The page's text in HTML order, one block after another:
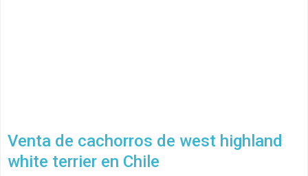
Venta de cachorros de west highland
white terrier en Chile